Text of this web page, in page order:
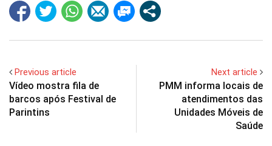
Previous article
Vídeo mostra fila de
barcos após Festival de
Parintins
Next article
PMM informa locais de
atendimentos das
Unidades Móveis de
Saúde